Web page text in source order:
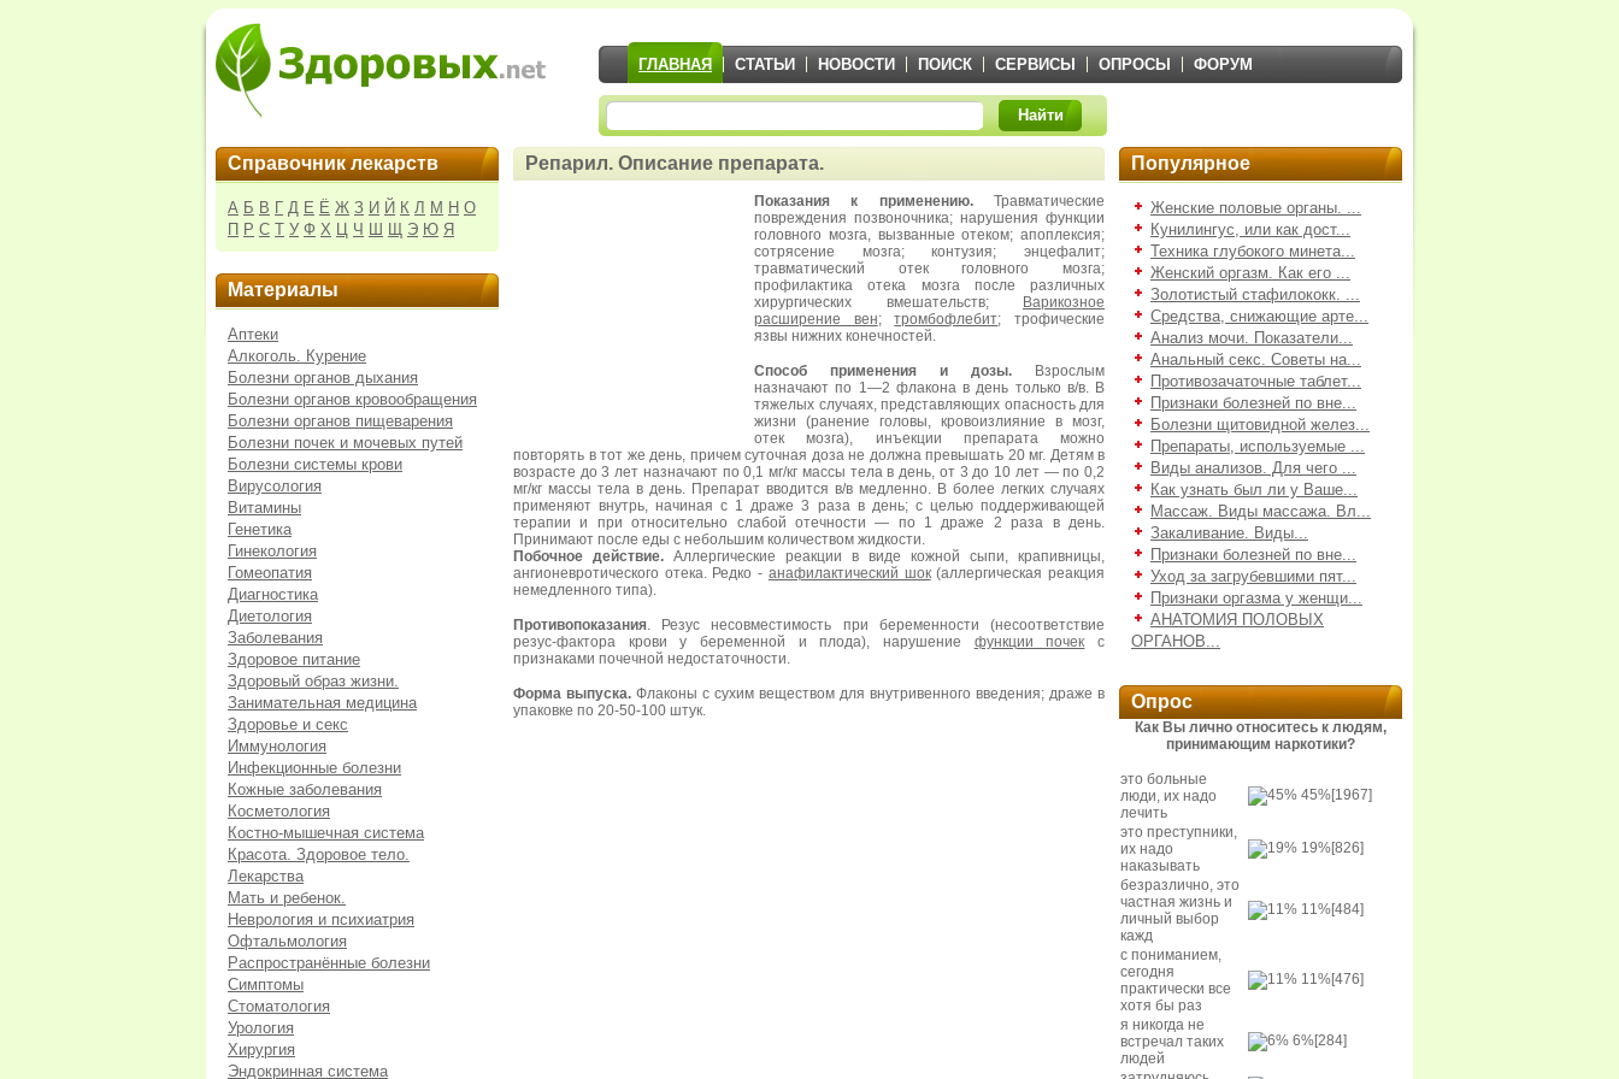
ГЛАВНАЯ СТАТЬИ НОВОСТИ ПОИСК СЕРВИСЫ ОПРОСЫ ФОРУМ
Найти
Справочник лекарств
А Б В Г Д Е Ё Ж З И Й К Л М Н О
П Р С Т У Ф Х Ц Ч Ш Щ Э Ю Я
Материалы
Аптеки
Алкоголь. Курение
Болезни органов дыхания
Болезни органов кровообращения
Болезни органов пищеварения
Болезни почек и мочевых путей
Болезни системы крови
Вирусология
Витамины
Генетика
Гинекология
Гомеопатия
Диагностика
Диетология
Заболевания
Здоровое питание
Здоровый образ жизни.
Занимательная медицина
Здоровье и секс
Иммунология
Инфекционные болезни
Кожные заболевания
Косметология
Костно-мышечная система
Красота. Здоровое тело.
Лекарства
Мать и ребенок.
Неврология и психиатрия
Офтальмология
Распространённые болезни
Симптомы
Стоматология
Урология
Хирургия
Эндокринная система
Репарил. Описание препарата.
Показания к применению.Травматические
повреждения позвоночника; нарушения функции
головного мозга, вызванные отеком; апоплексия;
сотрясение мозга; контузия; энцефалит;
травматический отек головного мозга;
профилактика отека мозга после различных
хирургических вмешательств;
Варикозное
расширение вен;тромбофлебит; трофические
язвы нижних конечностей.
Способ применения и дозы. Взрослым
назначают по 1—2 флакона в день только в/в. В
тяжелых случаях, представляющих опасность для
жизни (ранение головы, кровоизлияние в мозг,
отек мозга), инъекции препарата можно
повторять в тот же день, причем суточная доза не должна превышать 20 мг. Детям в
возрасте до 3 лет назначают по 0,1 мг/кг массы тела в день, от 3 до 10 лет — по 0,2
мг/кг массы тела в день. Препарат вводится в/в медленно. В более легких случаях
применяют внутрь, начиная с 1 драже 3 раза в день; с целью поддерживающей
терапии и при относительно слабой отечности — по 1 драже 2 раза в день.
Принимают после еды с небольшим количеством жидкости.
Побочное действие. Аллергические реакции в виде кожной сыпи, крапивницы,
ангионевротического отека. Редко - анафилактический шок(аллергическая реакция
немедленного типа).
Противопоказания. Резус несовместимость при беременности (несоответствие
резус-фактора крови у беременной и плода), нарушение функции почек с
признаками почечной недостаточности.
Форма выпуска. Флаконы с сухим веществом для внутривенного введения; драже в
упаковке по 20-50-100 штук.
Популярное
Женские половые органы. ...
Кунилингус, или как дост...
Техника глубокого минета...
Женский оргазм. Как его ...
Золотистый стафилококк. ...
Средства, снижающие арте...
Анализ мочи. Показатели...
Анальный секс. Советы на...
Противозачаточные таблет...
Признаки болезней по вне...
Болезни щитовидной желез...
Препараты, используемые ...
Виды анализов. Для чего ...
Как узнать был ли у Ваше...
Массаж. Виды массажа. Вл...
Закаливание. Виды...
Признаки болезней по вне...
Уход за загрубевшими пят...
Признаки оргазма у женщи...
АНАТОМИЯ ПОЛОВЫХ
ОРГАНОВ...
Опрос
Как Вы лично относитесь к людям,
принимающим наркотики?
это больные
люди, их надо
лечить
45%[1967]
это преступники,
их надо
наказывать
19%[826]
безразлично, это
частная жизнь и
личный выбор
кажд
11%[484]
с пониманием,
сегодня
практически все
хотя бы раз
11%[476]
я никогда не
встречал таких
людей
6%[284]